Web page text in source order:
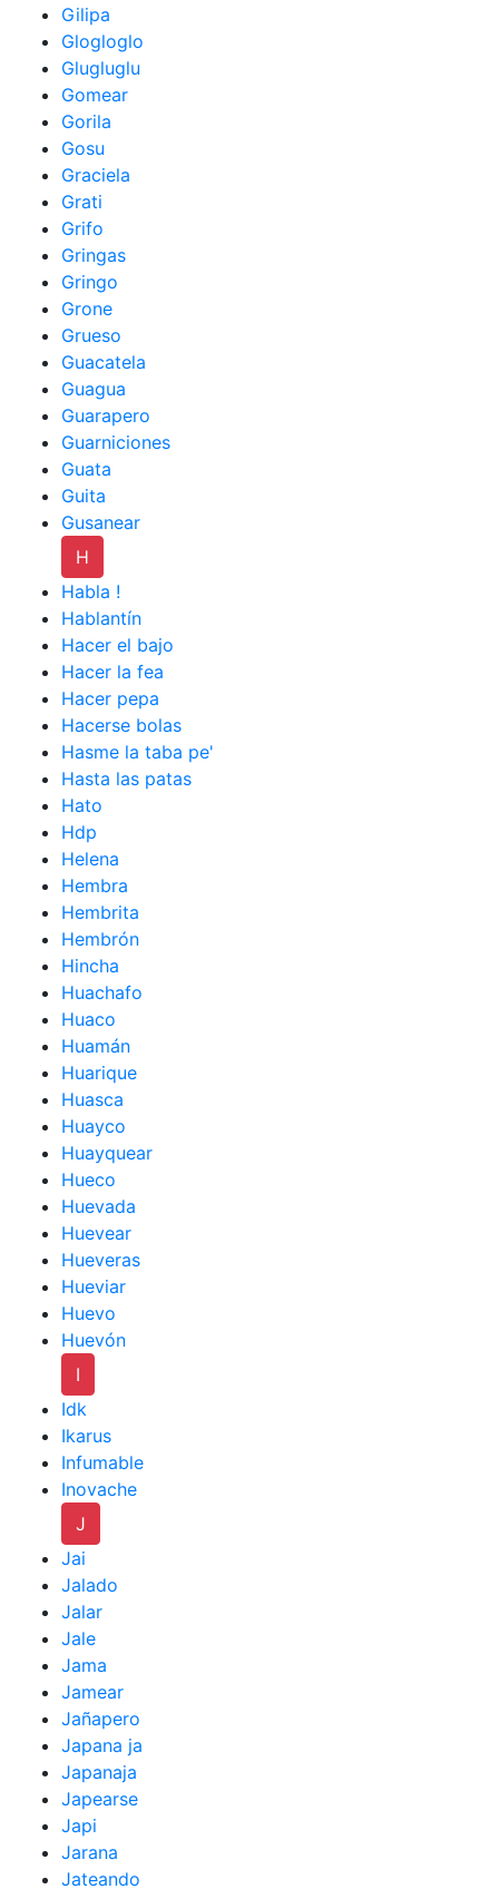
Gilipa
Glogloglo
Glugluglu
Gomear
Gorila
Gosu
Graciela
Grati
Grifo
Gringas
Gringo
Grone
Grueso
Guacatela
Guagua
Guarapero
Guarniciones
Guata
Guita
Gusanear
H
Habla !
Hablantín
Hacer el bajo
Hacer la fea
Hacer pepa
Hacerse bolas
Hasme la taba pe'
Hasta las patas
Hato
Hdp
Helena
Hembra
Hembrita
Hembrón
Hincha
Huachafo
Huaco
Huamán
Huarique
Huasca
Huayco
Huayquear
Hueco
Huevada
Huevear
Hueveras
Hueviar
Huevo
Huevón
I
Idk
Ikarus
Infumable
Inovache
J
Jai
Jalado
Jalar
Jale
Jama
Jamear
Jañapero
Japana ja
Japanaja
Japearse
Japi
Jarana
Jateando